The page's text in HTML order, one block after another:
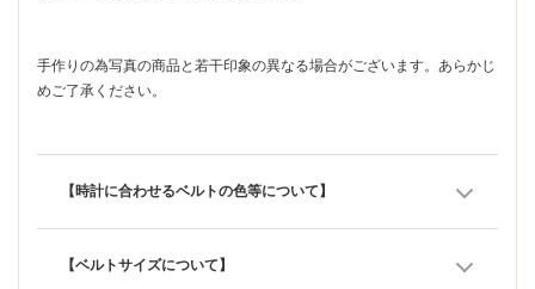
手作りの為写真の商品と若干印象の異なる場合がございます。あらかじ
めご了承ください。
【時計に合わせるベルトの色等について】
【ベルトサイズについて】